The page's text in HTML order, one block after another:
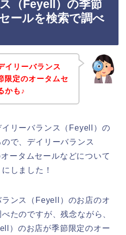
（Feyell）の季節
ールを検索で調べ
イリーバランス
限定のオータムセ
かも♪
リーバランス（Feyell）の
で、デイリーバランス
ータムセールなどについて
しました！
ンス（Feyell）のお店のオ
たのですが、残念ながら、
）のお店が季節限定のオー